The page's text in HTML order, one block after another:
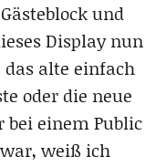
und
Display nun
das alte einfach
oder die neue
bei einem Public
weiß ich